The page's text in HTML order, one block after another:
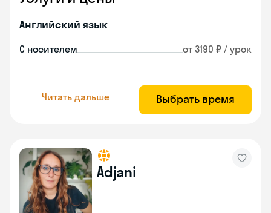
Английский язык
С носителем от 3190 ₽ / урок
Читать дальше Выбрать время
Adjani